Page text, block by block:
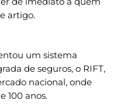
artigo.
um sistema
de seguros, o RIFT,
nacional, onde
100 anos.